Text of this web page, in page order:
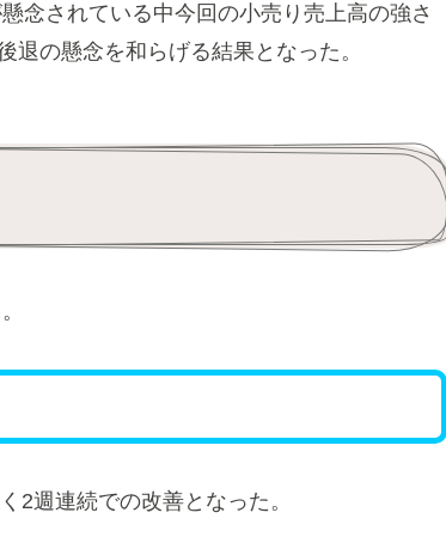
念されている中今回の小売り売上高の強さ
の懸念を和らげる結果となった。
2週連続での改善となった。